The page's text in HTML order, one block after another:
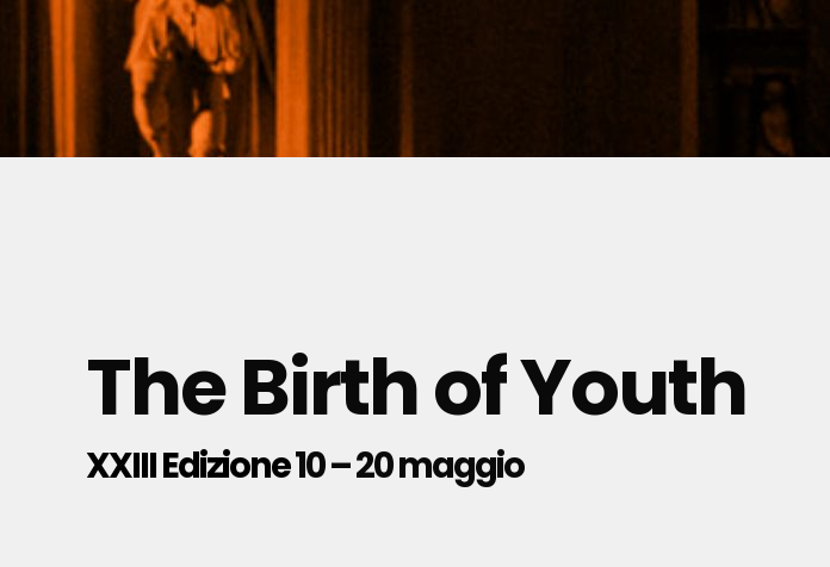
The Birth of Youth
XXIII Edizione10 – 20 maggio